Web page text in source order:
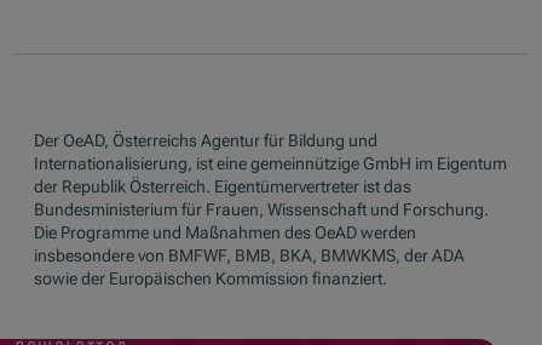
Der OeAD, Österreichs Agentur für Bildung und
Internationalisierung, ist eine gemeinnützige GmbH im Eigentum
der Republik Österreich. Eigentümervertreter ist das
Bundesministerium für Frauen, Wissenschaft und Forschung.
Die Programme und Maßnahmen des OeAD werden
insbesondere von BMFWF, BMB, BKA, BMWKMS, der ADA
sowie der Europäischen Kommission finanziert.